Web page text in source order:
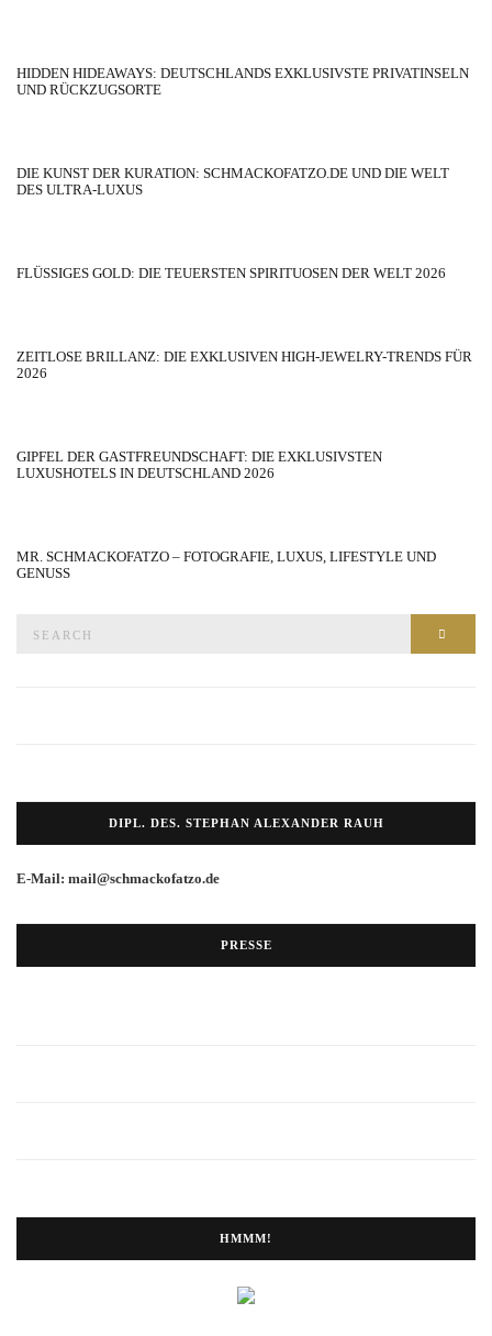
HIDDEN HIDEAWAYS: DEUTSCHLANDS EXKLUSIVSTE PRIVATINSELN
UND RÜCKZUGSORTE
DIE KUNST DER KURATION: SCHMACKOFATZO.DE UND DIE WELT
DES ULTRA-LUXUS
FLÜSSIGES GOLD: DIE TEUERSTEN SPIRITUOSEN DER WELT 2026
ZEITLOSE BRILLANZ: DIE EXKLUSIVEN HIGH-JEWELRY-TRENDS FÜR
2026
GIPFEL DER GASTFREUNDSCHAFT: DIE EXKLUSIVSTEN
LUXUSHOTELS IN DEUTSCHLAND 2026
MR. SCHMACKOFATZO – FOTOGRAFIE, LUXUS, LIFESTYLE UND
GENUSS
DIPL. DES. STEPHAN ALEXANDER RAUH
E-Mail: mail@schmackofatzo.de
PRESSE
HMMM!